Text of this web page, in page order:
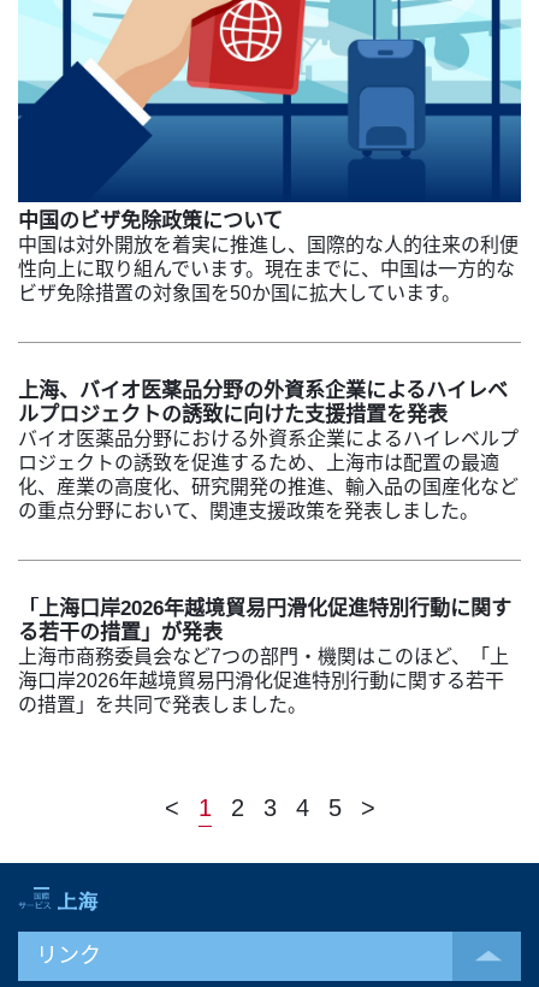
中国のビザ免除政策について
中国は対外開放を着実に推進し、国際的な人的往来の利便
性向上に取り組んでいます。現在までに、中国は一方的な
ビザ免除措置の対象国を50か国に拡大しています。
上海、バイオ医薬品分野の外資系企業によるハイレベ
ルプロジェクトの誘致に向けた支援措置を発表
バイオ医薬品分野における外資系企業によるハイレベルプ
ロジェクトの誘致を促進するため、上海市は配置の最適
化、産業の高度化、研究開発の推進、輸入品の国産化など
の重点分野において、関連支援政策を発表しました。
「上海口岸2026年越境貿易円滑化促進特別行動に関す
る若干の措置」が発表
上海市商務委員会など7つの部門・機関はこのほど、「上
海口岸2026年越境貿易円滑化促進特別行動に関する若干
の措置」を共同で発表しました。
< 1 2 3 4 5 >
リンク